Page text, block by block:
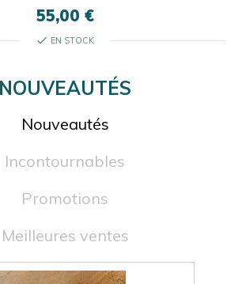
55,00 €
check EN STOCK
NOUVEAUTÉS
Nouveautés
Incontournables
Promotions
Meilleures ventes